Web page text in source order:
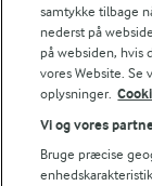
samtykke tilbage
nederst på
på websiden, hvis
vores Website. Se
oplysninger.
Vi og vores
Bruge præcise